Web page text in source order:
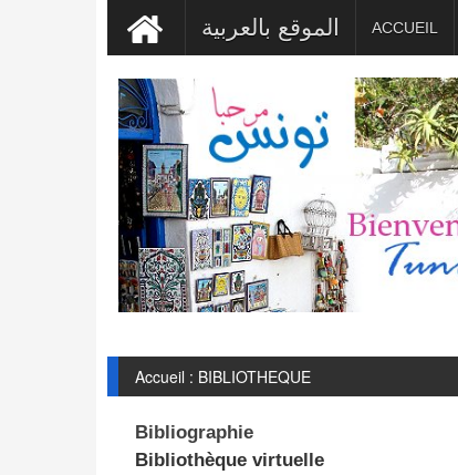
الموقع بالعربية ACCUEIL
Accueil : BIBLIOTHEQUE
Bibliographie
Bibliothèque virtuelle